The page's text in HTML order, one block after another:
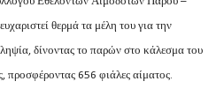
θερμά τα μέλη του για την
δίνοντας το παρών στο κάλεσμα του
προσφέροντας 656 φιάλες αίματος.